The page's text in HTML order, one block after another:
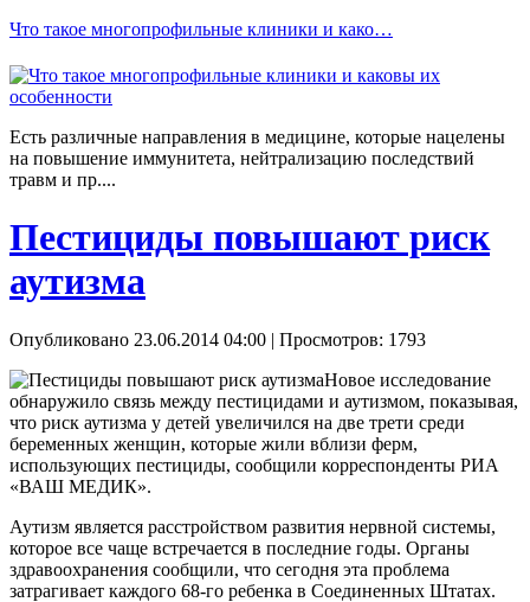
Что такое многопрофильные клиники и како…
Есть различные направления в медицине, которые нацелены
на повышение иммунитета, нейтрализацию последствий
травм и пр....
Пестициды повышают риск
аутизма
Опубликовано 23.06.2014 04:00 | Просмотров: 1793
Новое исследование
обнаружило связь между пестицидами и аутизмом, показывая,
что риск аутизма у детей увеличился на две трети среди
беременных женщин, которые жили вблизи ферм,
использующих пестициды, сообщили корреспонденты РИА
«ВАШ МЕДИК».
Аутизм является расстройством развития нервной системы,
которое все чаще встречается в последние годы. Органы
здравоохранения сообщили, что сегодня эта проблема
затрагивает каждого 68-го ребенка в Соединенных Штатах.